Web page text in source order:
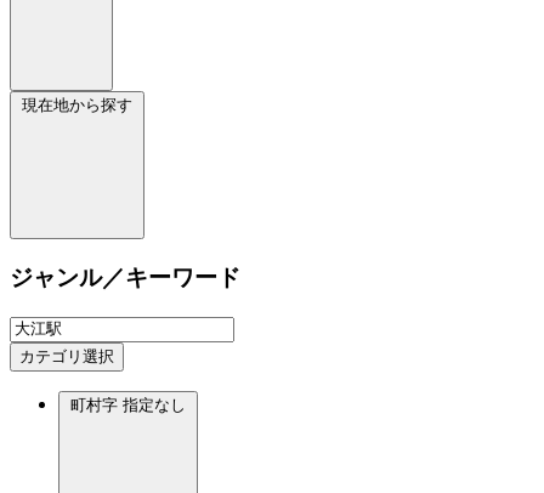
現在地から探す
ジャンル／キーワード
カテゴリ選択
町村字 指定なし